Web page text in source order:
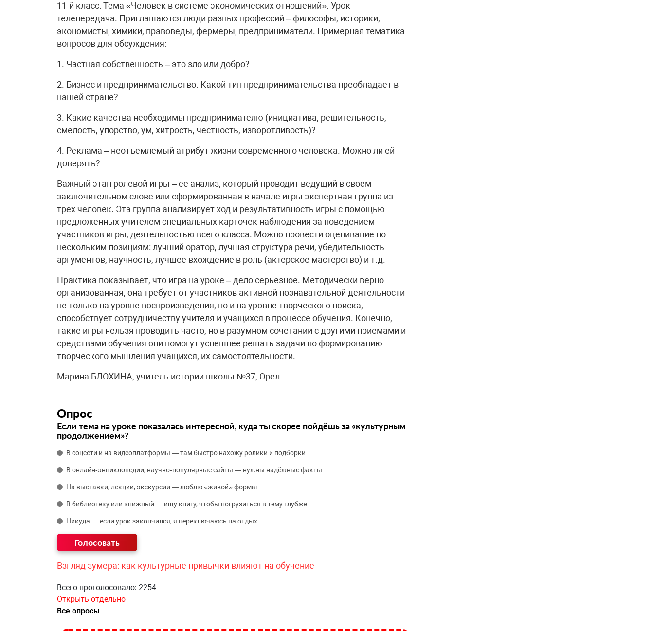
11-й класс. Тема «Человек в системе экономических отношений». Урок-
телепередача. Приглашаются люди разных профессий – философы, историки,
экономисты, химики, правоведы, фермеры, предприниматели. Примерная тематика
вопросов для обсуждения:
1. Частная собственность – это зло или добро?
2. Бизнес и предпринимательство. Какой тип предпринимательства преобладает в
нашей стране?
3. Какие качества необходимы предпринимателю (инициатива, решительность,
смелость, упорство, ум, хитрость, честность, изворотливость)?
4. Реклама – неотъемлемый атрибут жизни современного человека. Можно ли ей
доверять?
Важный этап ролевой игры – ее анализ, который проводит ведущий в своем
заключительном слове или сформированная в начале игры экспертная группа из
трех человек. Эта группа анализирует ход и результативность игры с помощью
предложенных учителем специальных карточек наблюдения за поведением
участников игры, деятельностью всего класса. Можно провести оценивание по
нескольким позициям: лучший оратор, лучшая структура речи, убедительность
аргументов, научность, лучшее вхождение в роль (актерское мастерство) и т.д.
Практика показывает, что игра на уроке – дело серьезное. Методически верно
организованная, она требует от участников активной познавательной деятельности
не только на уровне воспроизведения, но и на уровне творческого поиска,
способствует сотрудничеству учителя и учащихся в процессе обучения. Конечно,
такие игры нельзя проводить часто, но в разумном сочетании с другими приемами и
средствами обучения они помогут успешнее решать задачи по формированию
творческого мышления учащихся, их самостоятельности.
Марина БЛОХИНА, учитель истории школы №37, Орел
Опрос
Если тема на уроке показалась интересной, куда ты скорее пойдёшь за «культурным
продолжением»?
В соцсети и на видеоплатформы — там быстро нахожу ролики и подборки.
В онлайн‑энциклопедии, научно‑популярные сайты — нужны надёжные факты.
На выставки, лекции, экскурсии — люблю «живой» формат.
В библиотеку или книжный — ищу книгу, чтобы погрузиться в тему глубже.
Никуда — если урок закончился, я переключаюсь на отдых.
Взгляд зумера: как культурные привычки влияют на обучение
Всего проголосовало: 2254
Открыть отдельно
Все опросы